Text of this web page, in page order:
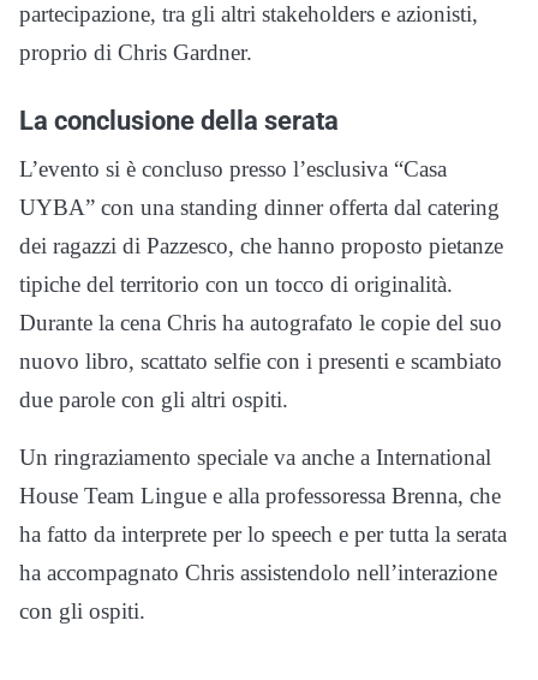
partecipazione, tra gli altri stakeholders e azionisti,
proprio di Chris Gardner.
La conclusione della serata
L’evento si è concluso presso l’esclusiva “Casa
UYBA” con una standing dinner offerta dal catering
dei ragazzi di Pazzesco, che hanno proposto pietanze
tipiche del territorio con un tocco di originalità.
Durante la cena Chris ha autografato le copie del suo
nuovo libro, scattato selfie con i presenti e scambiato
due parole con gli altri ospiti.
Un ringraziamento speciale va anche a International
House Team Lingue e alla professoressa Brenna, che
ha fatto da interprete per lo speech e per tutta la serata
ha accompagnato Chris assistendolo nell’interazione
con gli ospiti.